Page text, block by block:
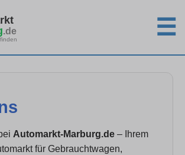
.de ☰
Automarkt-Marburg.de – Ihrem
für Gebrauchtwagen,